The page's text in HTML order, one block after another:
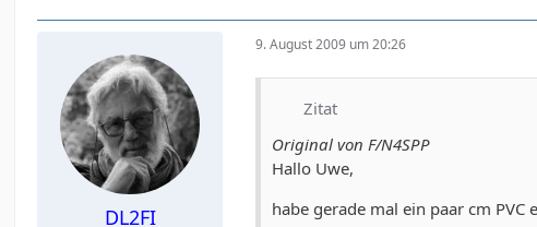
DL2FI
9. August 2009 um 20:26
Zitat
Original von F/N4SPP
Hallo Uwe,
habe gerade mal ein paar cm